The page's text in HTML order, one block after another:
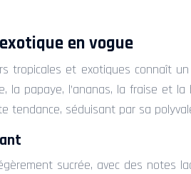
en vogue
tropicales et exotiques connaît
la papaye, l’ananas, la fraise
tendance, séduisant par sa
sucrée, avec des notes